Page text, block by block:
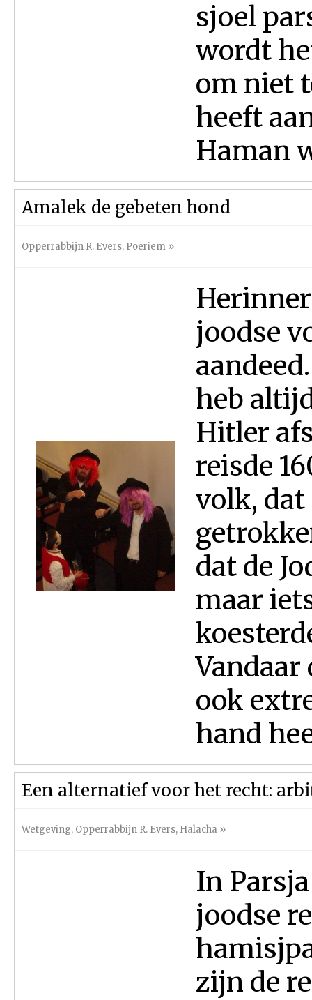
sjoel
wordt
om niet
heeft
Haman
Amalek de gebeten hond
Opperrabbijn R. Evers, Poeriem »
joodse
heb
Hitler
reisde
volk,
dat de
maar
Vandaar
ook
hand
Een alternatief voor het recht:
Wetgeving, Opperrabbijn R. Evers, Halacha »
In
joodse
zijn de